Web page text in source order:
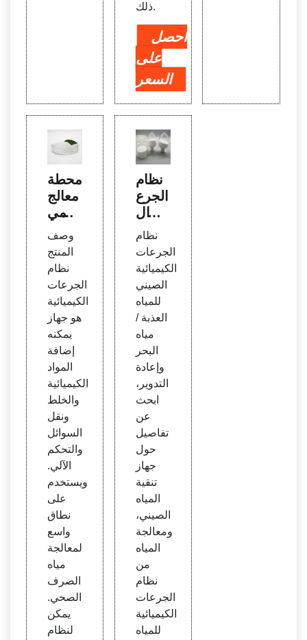
ذلك.
احصل
على
السعر
محطة
معالج
ة المي
ينية ا
لأوتوم
اتيكية
PAC،
PAM
Che
mica
وصف
المنتج
نظام
الجرعات
الكيميائية
هو جهاز
يمكنه
إضافة
المواد
الكيميائية
والخلط
ونقل
السوائل
والتحكم
الآلي.
ويستخدم
على
نطاق
واسع
لمعالجة
مياه
الصرف
الصحي.
يمكن
لنظام
نظام
الجرع
ات ال
كيميا
ئية ال
صيني
للمياه
العذبة
/ مياه
البحر
نظام
الجرعات
الكيميائية
الصيني
للمياه
العذبة /
مياه
البحر
وإعادة
التدوير،
ابحث
عن
تفاصيل
حول
جهاز
تنقية
المياه
الصيني،
ومعالجة
المياه
من
نظام
الجرعات
الكيميائية
للمياه